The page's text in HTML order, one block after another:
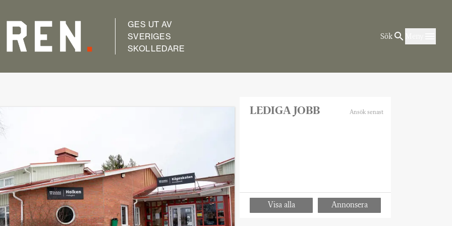
GES UT AV
SVERIGES
SKOLLEDARE
Sök